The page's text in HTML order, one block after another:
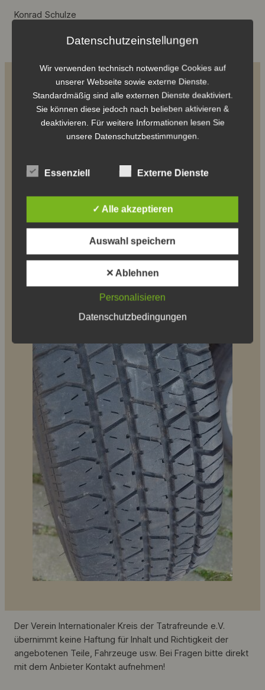
Konrad Schulze
Tel.: +49 170 2216605
Der Verein Internationaler Kreis der Tatrafreunde e.V.
übernimmt keine Haftung für Inhalt und Richtigkeit der
angebotenen Teile, Fahrzeuge usw. Bei Fragen bitte direkt
mit dem Anbieter Kontakt aufnehmen!
Datenschutzeinstellungen
Wir verwenden technisch notwendige Cookies auf
unserer Webseite sowie externe Dienste.
Standardmäßig sind alle externen Dienste deaktiviert.
Sie können diese jedoch nach belieben aktivieren &
deaktivieren. Für weitere Informationen lesen Sie
unsere Datenschutzbestimmungen.
Essenziell Externe Dienste
✓ Alle akzeptieren
Auswahl speichern
✕ Ablehnen
Personalisieren
Datenschutzbedingungen